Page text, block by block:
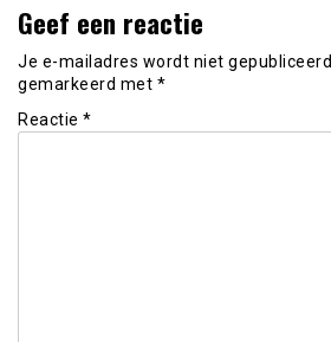
Geef een reactie
Je e-mailadres wordt niet gepubliceerd.
gemarkeerd met *
Reactie *